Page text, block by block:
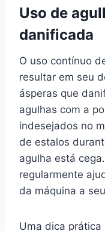
Uso de
danificada
O uso contínuo
resultar em seu
ásperas que
agulhas com a
indesejados no
de estalos
agulha está
regularmente
da máquina a
Uma dica